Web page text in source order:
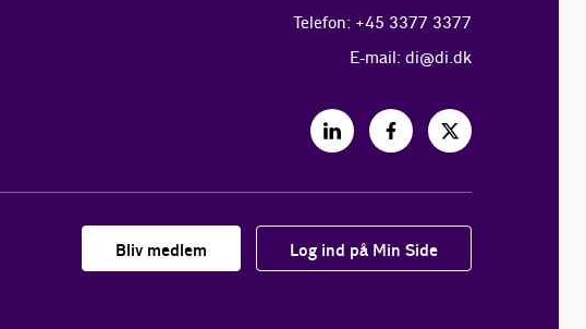
Telefon: +45 3377 3377
E-mail: di@di.dk
Bliv medlem Log ind på Min Side